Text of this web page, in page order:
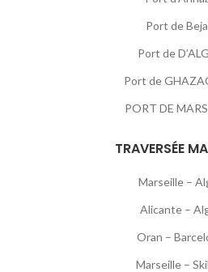
Port de
Port de
Port de
PORT DE
TRAVERSÉE
Marseille –
Alicante –
Oran –
Marseille –